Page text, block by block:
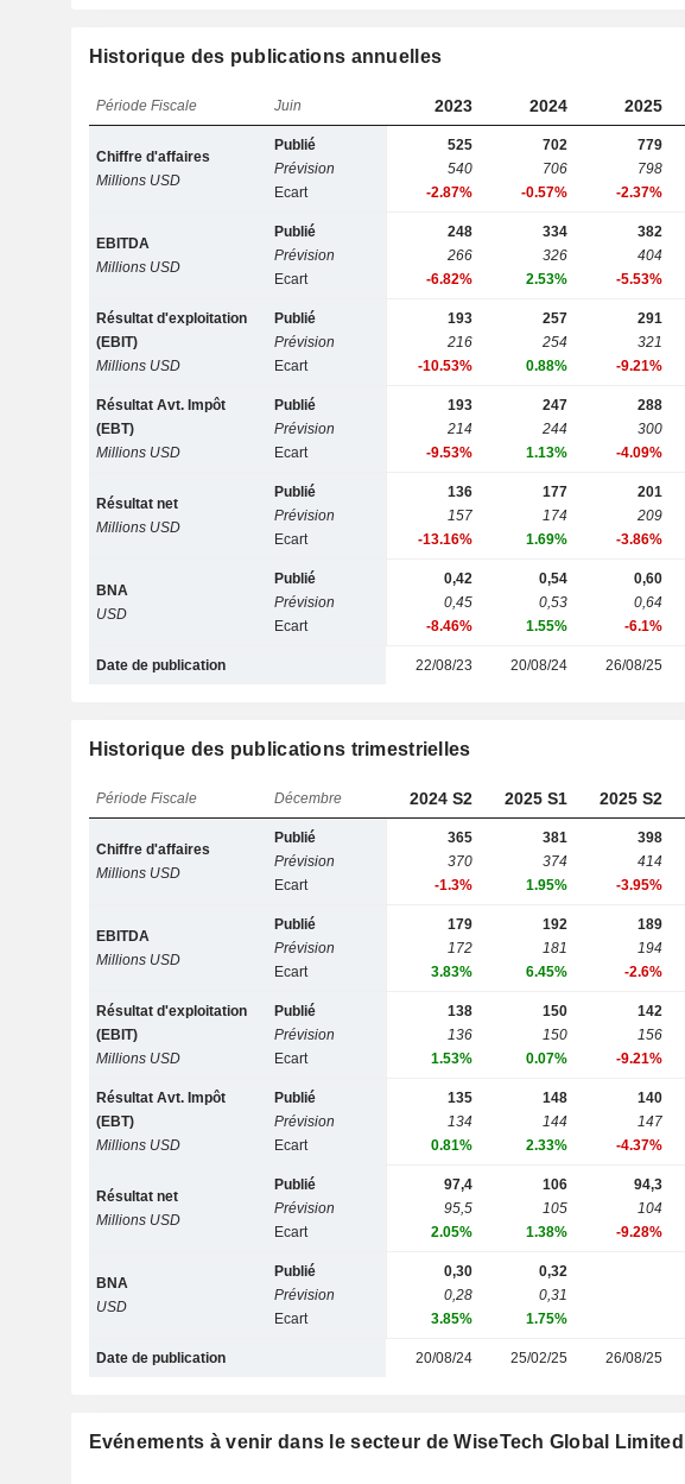
Historique des publications annuelles
Période Fiscale Juin 2023 2024 2025
Chiffre d'affaires
Millions USD
Publié
Prévision
Ecart
525
540
-2.87%
702
706
-0.57%
779
798
-2.37%
EBITDA
Millions USD
Publié
Prévision
Ecart
248
266
-6.82%
334
326
2.53%
382
404
-5.53%
Résultat d'exploitation
(EBIT)
Millions USD
Publié
Prévision
Ecart
193
216
-10.53%
257
254
0.88%
291
321
-9.21%
Résultat Avt. Impôt
(EBT)
Millions USD
Publié
Prévision
Ecart
193
214
-9.53%
247
244
1.13%
288
300
-4.09%
Résultat net
Millions USD
Publié
Prévision
Ecart
136
157
-13.16%
177
174
1.69%
201
209
-3.86%
BNA
USD
Publié
Prévision
Ecart
0,42
0,45
-8.46%
0,54
0,53
1.55%
0,60
0,64
-6.1%
Date de publication 22/08/23 20/08/24 26/08/25
Historique des publications trimestrielles
Période Fiscale Décembre 2024 S2 2025 S1 2025 S2
Chiffre d'affaires
Millions USD
Publié
Prévision
Ecart
365
370
-1.3%
381
374
1.95%
398
414
-3.95%
EBITDA
Millions USD
Publié
Prévision
Ecart
179
172
3.83%
192
181
6.45%
189
194
-2.6%
Résultat d'exploitation
(EBIT)
Millions USD
Publié
Prévision
Ecart
138
136
1.53%
150
150
0.07%
142
156
-9.21%
Résultat Avt. Impôt
(EBT)
Millions USD
Publié
Prévision
Ecart
135
134
0.81%
148
144
2.33%
140
147
-4.37%
Résultat net
Millions USD
Publié
Prévision
Ecart
97,4
95,5
2.05%
106
105
1.38%
94,3
104
-9.28%
BNA
USD
Publié
Prévision
Ecart
0,30
0,28
3.85%
0,32
0,31
1.75%
Date de publication 20/08/24 25/02/25 26/08/25
Evénements à venir dans le secteur de WiseTech Global Limited